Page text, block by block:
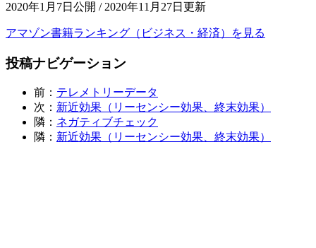
2020年1月7日公開 / 2020年11月27日更新
アマゾン書籍ランキング（ビジネス・経済）を見る
投稿ナビゲーション
前： テレメトリーデータ
次： 新近効果（リーセンシー効果、終末効果）
隣： ネガティブチェック
隣： 新近効果（リーセンシー効果、終末効果）